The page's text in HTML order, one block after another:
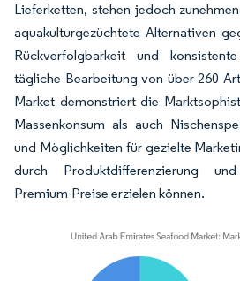
Lieferketten, stehen jedoch
aquakulturgezüchtete Alternativen
Rückverfolgbarkeit und
tägliche Bearbeitung von über 260
Market demonstriert die
Massenkonsum als auch
und Möglichkeiten für gezielte
durch Produktdifferenzierung
Premium-Preise erzielen können.